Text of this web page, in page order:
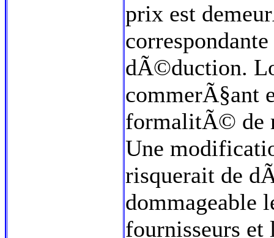
prix est
dÃ©duction.
commerÃ§ant
formalitÃ© de
Une
risquerait de
dommageable
fournisseurs et